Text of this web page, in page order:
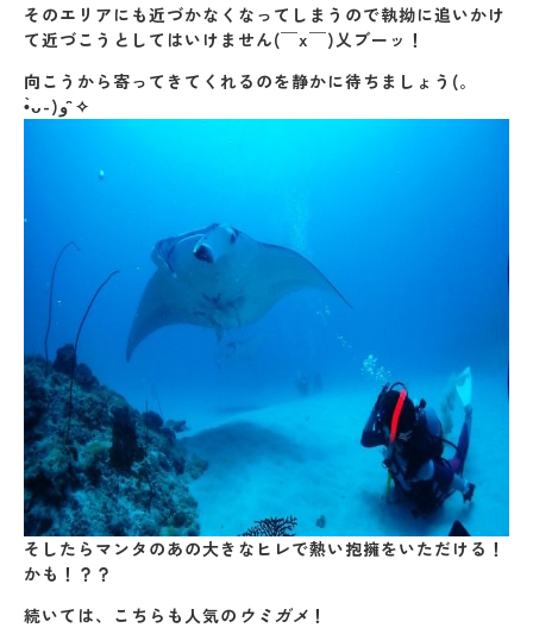
そのエリアにも近づかなくなってしまうので執拗に追いかけ
て近づこうとしてはいけません(￣x￣)乂ブーッ！
向こうから寄ってきてくれるのを静かに待ちましょう(｡
•̀ᴗ-)و ̑̑✧
そしたらマンタのあの大きなヒレで熱い抱擁をいただける！
かも！？？
続いては、こちらも人気の ウミガメ ！